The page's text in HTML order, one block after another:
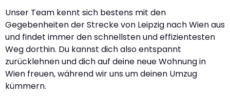
Unser Team kennt sich bestens mit den
Gegebenheiten der Strecke von Leipzig nach Wien aus
und findet immer den schnellsten und effizientesten
Weg dorthin. Du kannst dich also entspannt
zurücklehnen und dich auf deine neue Wohnung in
Wien freuen, während wir uns um deinen Umzug
kümmern.